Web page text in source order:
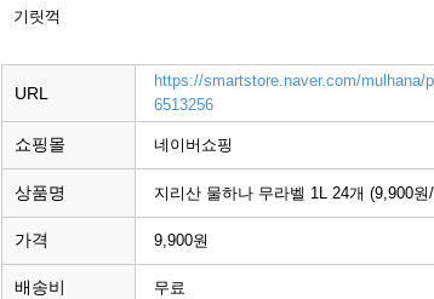
기릿꺽
URL
https://smartstore.naver.com/mulhana/
6513256
쇼핑몰 네이버쇼핑
상품명 지리산 물하나 무라벨 1L 24개 (9,900원
가격 9,900원
배송비 무료